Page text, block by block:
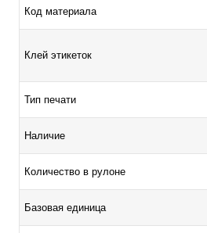
Код материала
Клей этикеток
Тип печати
Наличие
Количество в рулоне
Базовая единица